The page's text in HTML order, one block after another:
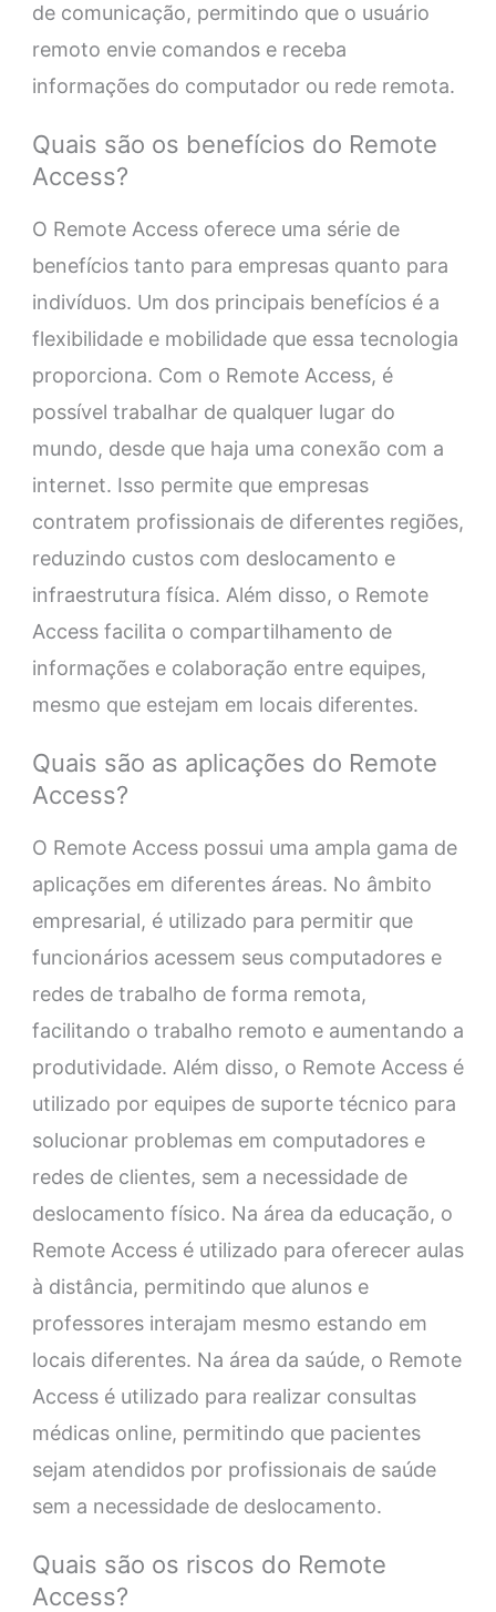
de comunicação, permitindo que o usuário
remoto envie comandos e receba
informações do computador ou rede remota.
Quais são os benefícios do Remote
Access?
O Remote Access oferece uma série de
benefícios tanto para empresas quanto para
indivíduos. Um dos principais benefícios é a
flexibilidade e mobilidade que essa tecnologia
proporciona. Com o Remote Access, é
possível trabalhar de qualquer lugar do
mundo, desde que haja uma conexão com a
internet. Isso permite que empresas
contratem profissionais de diferentes regiões,
reduzindo custos com deslocamento e
infraestrutura física. Além disso, o Remote
Access facilita o compartilhamento de
informações e colaboração entre equipes,
mesmo que estejam em locais diferentes.
Quais são as aplicações do Remote
Access?
O Remote Access possui uma ampla gama de
aplicações em diferentes áreas. No âmbito
empresarial, é utilizado para permitir que
funcionários acessem seus computadores e
redes de trabalho de forma remota,
facilitando o trabalho remoto e aumentando a
produtividade. Além disso, o Remote Access é
utilizado por equipes de suporte técnico para
solucionar problemas em computadores e
redes de clientes, sem a necessidade de
deslocamento físico. Na área da educação, o
Remote Access é utilizado para oferecer aulas
à distância, permitindo que alunos e
professores interajam mesmo estando em
locais diferentes. Na área da saúde, o Remote
Access é utilizado para realizar consultas
médicas online, permitindo que pacientes
sejam atendidos por profissionais de saúde
sem a necessidade de deslocamento.
Quais são os riscos do Remote
Access?